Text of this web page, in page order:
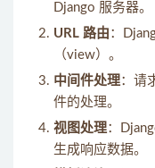
Django 服务器。
URL 路由 ：
（view）。
中间件处理：请
件的处理。
视图处理：
生成响应数据。